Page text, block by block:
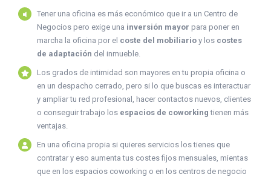
Tener una oficina es más económico que ir a un Centro de
Negocios pero exige una inversión mayor para poner en
marcha la oficina por el coste del mobiliario y los costes
de adaptación del inmueble.
Los grados de intimidad son mayores en tu propia oficina o
en un despacho cerrado, pero si lo que buscas es interactuar
y ampliar tu red profesional, hacer contactos nuevos, clientes
o conseguir trabajo los espacios de coworking tienen más
ventajas.
En una oficina propia si quieres servicios los tienes que
contratar y eso aumenta tus costes fijos mensuales, mientas
que en los espacios coworking o en los centros de negocio